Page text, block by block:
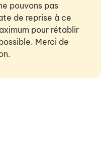
pouvons pas
de reprise à ce
pour rétablir
Merci de